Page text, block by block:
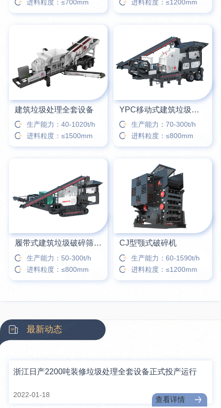
进料粒度：≤700mm
进料粒度：≤1200mm
建筑垃圾处理全套设备
生产能力：40-1020t/h
进料粒度：≤1500mm
YPC移动式建筑垃圾破碎筛分站
生产能力：70-300t/h
进料粒度：≤800mm
履带式建筑垃圾破碎筛分站
生产能力：50-300t/h
进料粒度：≤800mm
CJ型颚式破碎机
生产能力：60-1590t/h
进料粒度：≤1200mm
最新动态
浙江日产2200吨装修垃圾处理全套设备正式投产运行
2022-01-18
查看详情